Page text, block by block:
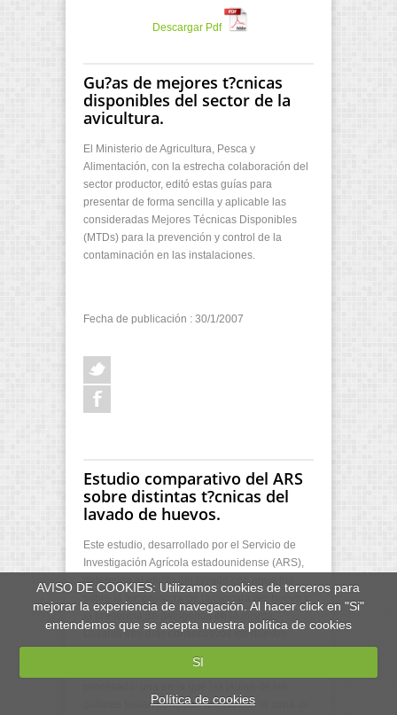
AVISO DE COOKIES: Utilizamos cookies de terceros para
mejorar la experiencia de navegación. Al hacer click en "Si"
entendemos que se acepta nuestra política de cookies
SI
Política de cookies
Descargar Pdf
Gu?as de mejores t?cnicas
disponibles del sector de la
avicultura.
El Ministerio de Agricultura, Pesca y
Alimentación, con la estrecha colaboración del
sector productor, editó estas guías para
presentar de forma sencilla y aplicable las
consideradas Mejores Técnicas Disponibles
(MTDs) para la prevención y control de la
contaminación en las instalaciones.
Fecha de publicación : 30/1/2007
Estudio comparativo del ARS
sobre distintas t?cnicas del
lavado de huevos.
Este estudio, desarrollado por el Servicio de
Investigación Agrícola estadounidense (ARS),
determina el efecto del lavado con agua fría
sobre la temperatura de la cáscara del huevo y
la presencia de patógenos en la misma.
Durante tres días consecutivos los huevos
diferentes de agua de lavado en dos plantas de
gallinas tenían conexión directa con la zona de